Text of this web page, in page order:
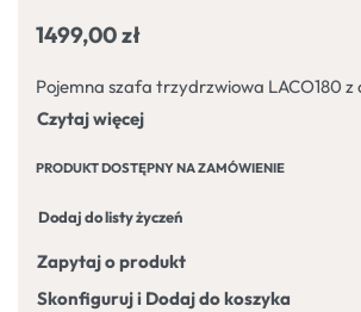
1499,00zł
PRODUKT DOSTĘPNY NA ZAMÓWIENIE
Dodaj do listy życzeń
Zapytaj o produkt
Skonfiguruj i Dodaj do koszyka